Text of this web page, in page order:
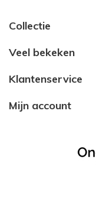
Collectie
Veel bekeken
Klantenservice
Mijn account